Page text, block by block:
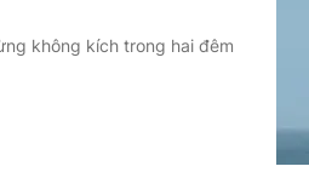
không kích trong hai đêm